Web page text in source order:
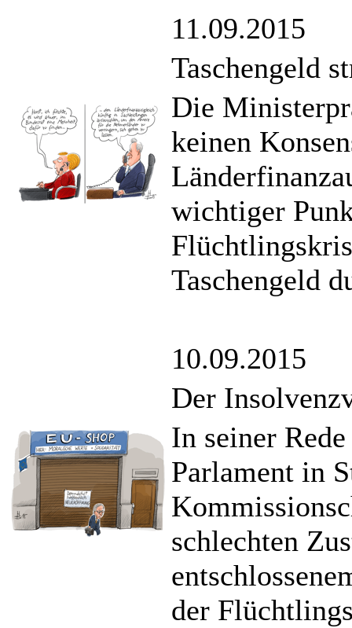
11.09.2015
Taschengeld
Die
keinen
wichtiger
Taschengeld
10.09.2015
Der
In seiner
Parlament in
schlechten
der